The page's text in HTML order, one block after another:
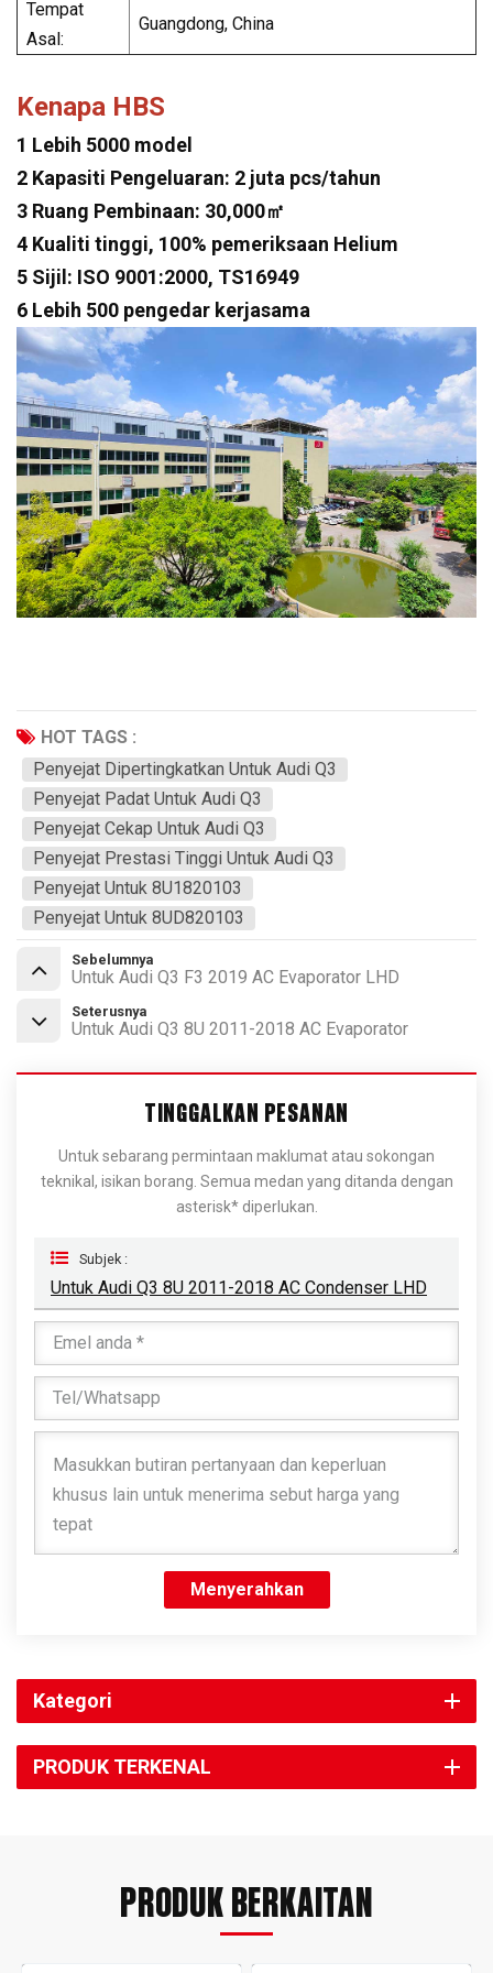
Tempat
Asal:
Guangdong, China
Kenapa HBS
1 Lebih 5000 model
2 Kapasiti Pengeluaran: 2 juta pcs/tahun
3 Ruang Pembinaan: 30,000㎡
4 Kualiti tinggi, 100% pemeriksaan Helium
5 Sijil: ISO 9001:2000, TS16949
6 Lebih 500 pengedar kerjasama
HOT TAGS :
Penyejat Dipertingkatkan Untuk Audi Q3
Penyejat Padat Untuk Audi Q3
Penyejat Cekap Untuk Audi Q3
Penyejat Prestasi Tinggi Untuk Audi Q3
Penyejat Untuk 8U1820103
Penyejat Untuk 8UD820103
Sebelumnya
Untuk Audi Q3 F3 2019 AC Evaporator LHD
Seterusnya
Untuk Audi Q3 8U 2011-2018 AC Evaporator
TINGGALKAN PESANAN
Untuk sebarang permintaan maklumat atau sokongan
teknikal, isikan borang. Semua medan yang ditanda dengan
asterisk* diperlukan.
Subjek :
Untuk Audi Q3 8U 2011-2018 AC Condenser LHD
Menyerahkan
Kategori
PRODUK TERKENAL
PRODUK BERKAITAN